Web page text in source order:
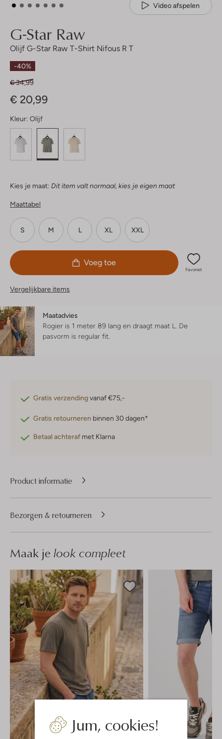
Jum, cookies!
Video afspelen
G-Star Raw
Olijf G-Star Raw T-Shirt Nifous R T
-40%
€ 34,99
€ 20,99
Kleur: Olijf
Kies je maat: Dit item valt normaal, kies je eigen maat
Maattabel
S M L XL XXL
Voeg toe
Favoriet
Vergelijkbare items
Maatadvies
Rogier is 1 meter 89 lang en draagt maat L. De
pasvorm is regular fit
Gratis verzendingvanaf €75,-
Gratis retourneren binnen 30 dagen*
Betaal achteraf met Klarna
Product informatie
Bezorgen & retourneren
Maak je look compleet